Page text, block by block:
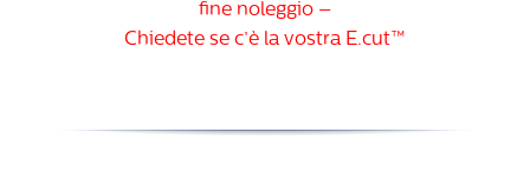
fine noleggio –
Chiedete se c’è la vostra E.cut™